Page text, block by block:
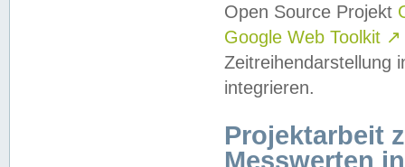
Open Source Projekt
Google Web Toolkit ↗
Zeitreihendarstellung
integrieren.
Projektarbeit
Messwerten